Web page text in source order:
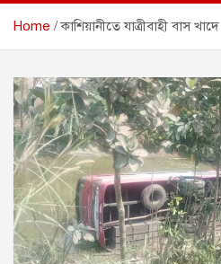
Home কাশিয়ানীতে যাত্রীবাহী বাস